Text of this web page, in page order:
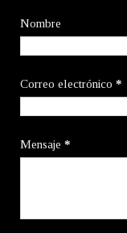
Nombre
Correo electrónico *
Mensaje *